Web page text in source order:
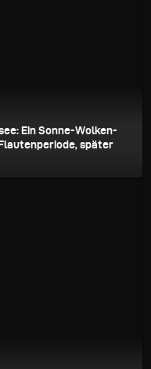
Ein Sonne-Wolken-
später